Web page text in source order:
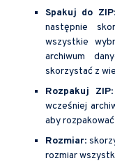
Spakuj do ZIP
następnie
wszystkie
archiwum
skorzystać z
Rozpakuj ZIP
wcześniej
aby
Rozmiar:
rozmiar